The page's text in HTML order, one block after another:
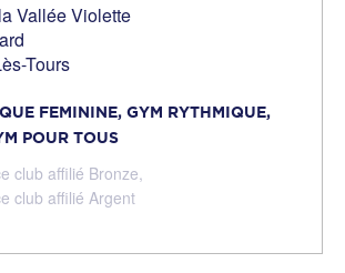
Vallée Violette
Tours
FEMININE, GYM RYTHMIQUE,
POUR TOUS
club affilié Bronze,
club affilié Argent